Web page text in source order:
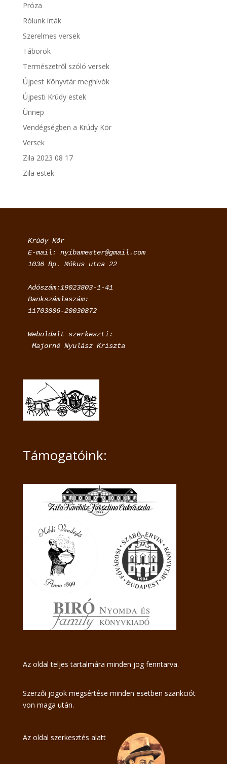
Próza
Rólunk írták
Szerelmes versek
Táborok
Természetről szóló versek
Újpest Könyvtár meghívók
Újpesti Krúdy estek
Ünnep
Vendégségben a Krúdy Kör
Versek
Zila 2023 08 17
Zila estek
Krúdy Kör
E-mail: nyibamester@gmail.com
1036 Bp. Mókus utca 22
Adószám:19023803-1-41
Bankszámlaszám:
11703006-20030872
Weboldalt szerkeszti:
Majorné Nyulász Kriszta
Támogatóink:
Az oldal teljes tartalmára minden jog fenntarva.
Szerzői jogok megsértése minden esetben szankciót
von maga után.
Az oldal szerkesztés alatt